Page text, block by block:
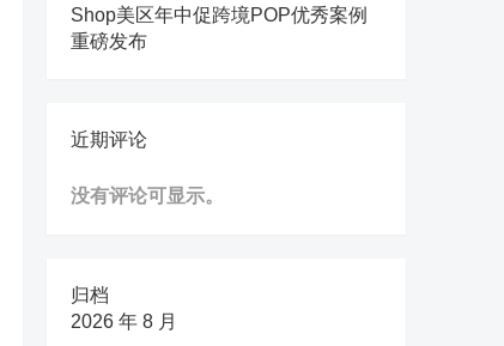
Shop美区年中促跨境POP优秀案例
重磅发布
近期评论
没有评论可显示。
归档
2026 年 8 月